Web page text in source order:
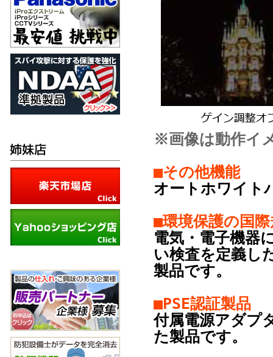
※画像は動作イ
■その他機能
オートホワイト
■環境保護の国
電気・電子機器
い検査を定義し
製品です。
■PSE認証製品
付属電源アダプ
た製品です。